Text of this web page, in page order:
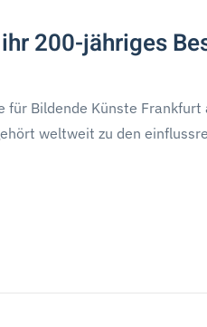
200-jähriges
Bildende Künste Frankfurt
weltweit zu den